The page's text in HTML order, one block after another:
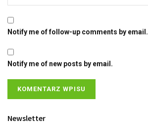
Notify me of follow-up comments by email.
Notify me of new posts by email.
Newsletter